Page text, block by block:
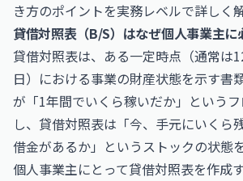
き方のポイントを実務レベルで詳しく
貸借対照表（B/S）はなぜ個人事業主に
貸借対照表は、ある一定時点（通常は
日）における事業の財産状態を示す書
が「1年間でいくら稼いだか」という
し、貸借対照表は「今、手元にいくら
借金があるか」というストックの状態
個人事業主にとって貸借対照表を作成